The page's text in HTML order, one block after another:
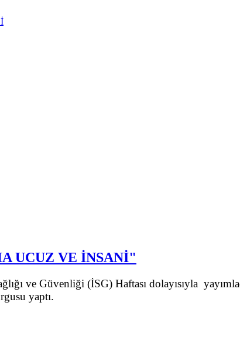
UCUZ VE İNSANİ"
ve Güvenliği (İSG) Haftası dolayısıyla
yaptı.